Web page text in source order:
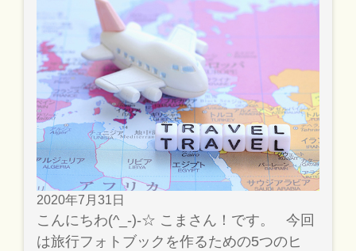
2020年7月31日
こんにちわ(^_-)-☆ こまさん！です。 今回
は旅行フォトブックを作るための5つのヒ